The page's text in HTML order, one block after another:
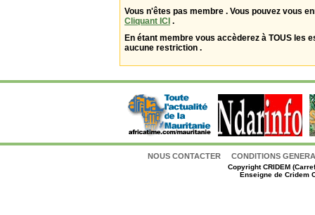
Vous n'êtes pas membre . Vous pouvez vous
Cliquant ICI .
En étant membre vous accèderez à TOUS les
aucune restriction .
NOUS CONTACTER CONDITIONS
CopyrightCRIDEM
Enseigne de Cridem